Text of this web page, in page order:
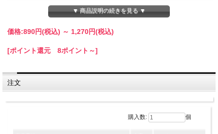
胴周直径８．２ｃｍ×高さ７．５ｃｍ、容量約１８０ｃｃ（１合）卓上用ソースや
調味料入れにスプーンやトングが入るミニつぼ。「秘伝」と「激辛」の２種。スプ
▼ 商品説明の続きを見る ▼
価格:890円(税込) ～ 1,270円(税込)
[ポイント還元 8ポイント～]
注文
購入数: 個